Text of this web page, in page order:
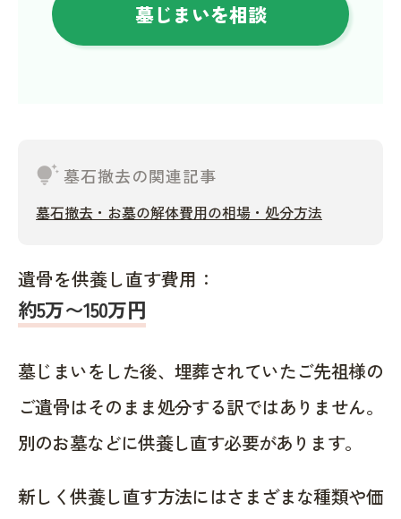
墓じまいを相談
tips_and_updates墓石撤去の関連記事
墓石撤去・お墓の解体費用の相場・処分方法
遺骨を供養し直す費用：
約5万〜150万円
墓じまいをした後、埋葬されていたご先祖様の
ご遺骨はそのまま処分する訳ではありません。
別のお墓などに供養し直す必要があります。
新しく供養し直す方法にはさまざまな種類や価